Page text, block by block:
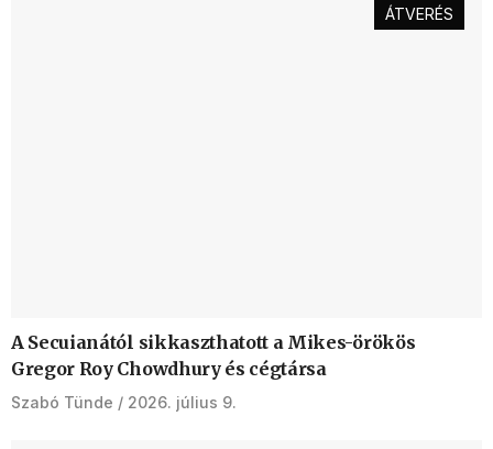
ÁTVERÉS
A Secuianától sikkaszthatott a Mikes-örökös
Gregor Roy Chowdhury és cégtársa
Szabó Tünde 2026. július 9.